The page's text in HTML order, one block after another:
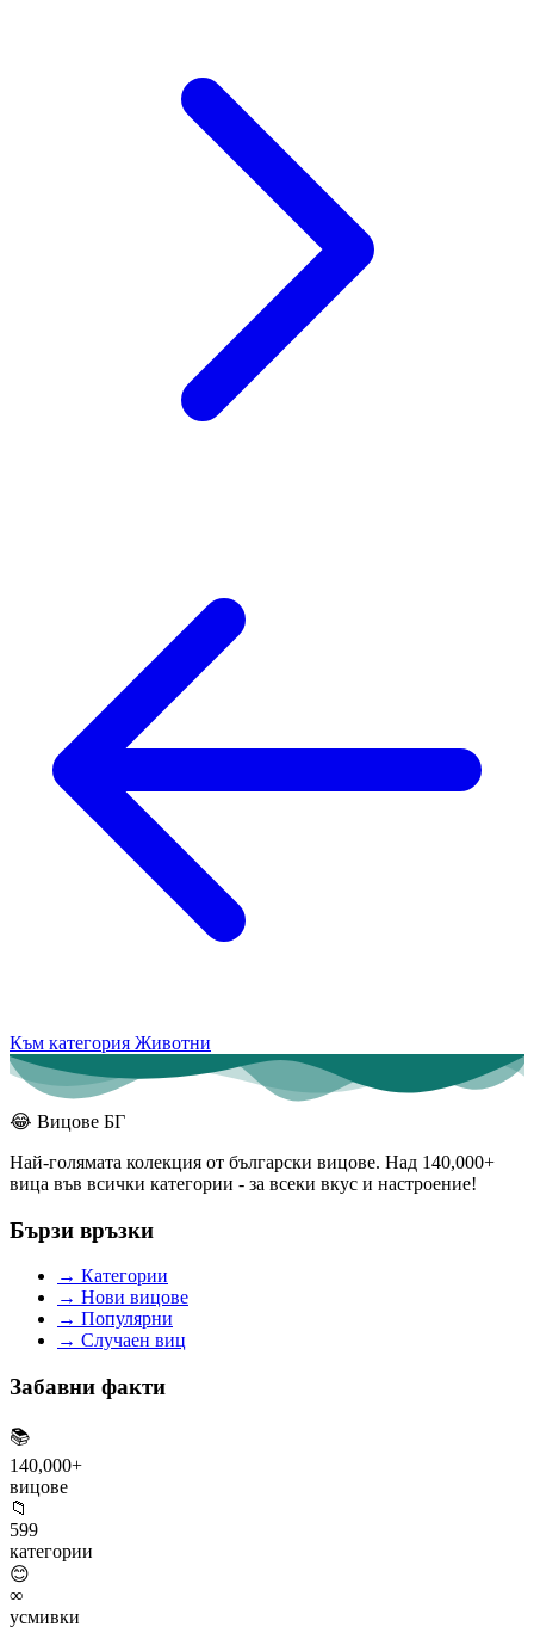
Към категория Животни
😂 Вицове БГ
Най-голямата колекция от български вицове. Над 140,000+
вица във всички категории - за всеки вкус и настроение!
Бързи връзки
→ Категории
→ Нови вицове
→ Популярни
→ Случаен виц
Забавни факти
📚
140,000+
вицове
📁
599
категории
😊
∞
усмивки